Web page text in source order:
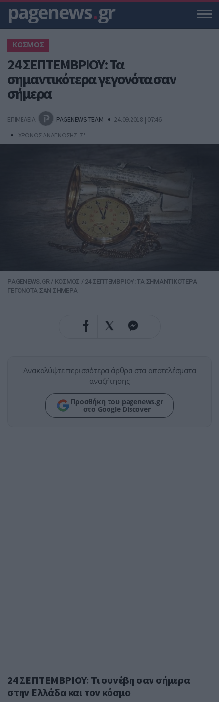
pagenews.gr
ΚΟΣΜΟΣ
24 ΣΕΠΤΕΜΒΡΙΟΥ: Τα
σημαντικότερα γεγονότα σαν
σήμερα
ΕΠΙΜΕΛΕΙΑ PAGENEWS TEAM
24.09.2018 | 07:46
ΧΡΟΝΟΣ ΑΝΑΓΝΩΣΗΣ 7 '
PAGENEWS.GR/ ΚΟΣΜΟΣ / 24 ΣΕΠΤΕΜΒΡΙΟΥ: ΤΑ ΣΗΜΑΝΤΙΚΟΤΕΡΑ
ΓΕΓΟΝΟΤΑ ΣΑΝ ΣΗΜΕΡΑ
Ανακαλύψτε περισσότερα άρθρα στα αποτελέσματα
αναζήτησης
Προσθήκη του pagenews.gr
στο Google Discover
24 ΣΕΠΤΕΜΒΡΙΟΥ: Τι συνέβη σαν σήμερα
στην Ελλάδα και τον κόσμο